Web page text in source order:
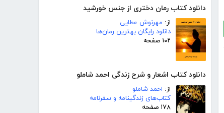
دانلود کتاب رمان دختری از جنس خورشید
از: مهرنوش عطایی
دانلود رایگان بهترین رمان‌ها
۱۰۲ صفحه
دانلود کتاب اشعار و شرح زندگی احمد شاملو
از: احمد شاملو
کتاب‌های زندگینامه و سفرنامه
۱۷۸ صفحه